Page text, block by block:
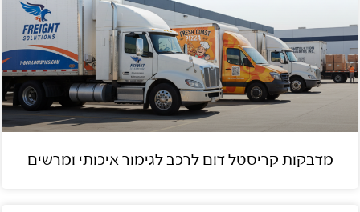
מדבקות קריסטל דום לרכב לגימור איכותי ומרשים